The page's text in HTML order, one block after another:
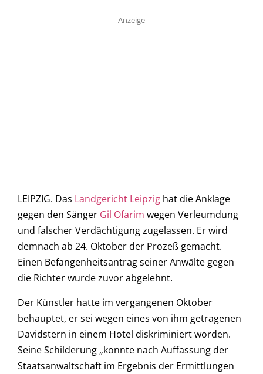
Anzeige
LEIPZIG. Das Landgericht Leipzig hat die Anklage
gegen den Sänger Gil Ofarim wegen Verleumdung
und falscher Verdächtigung zugelassen. Er wird
demnach ab 24. Oktober der Prozeß gemacht.
Einen Befangenheitsantrag seiner Anwälte gegen
die Richter wurde zuvor abgelehnt.
Der Künstler hatte im vergangenen Oktober
behauptet, er sei wegen eines von ihm getragenen
Davidstern in einem Hotel diskriminiert worden.
Seine Schilderung „konnte nach Auffassung der
Staatsanwaltschaft im Ergebnis der Ermittlungen